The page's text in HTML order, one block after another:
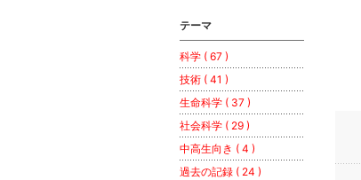
テーマ
科学 ( 67 )
技術 ( 41 )
生命科学 ( 37 )
社会科学 ( 29 )
中高生向き ( 4 )
過去の記録 ( 24 )